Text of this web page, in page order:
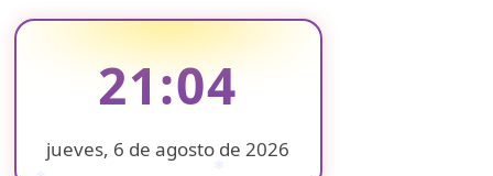
21:05
jueves, 6 de agosto de 2026